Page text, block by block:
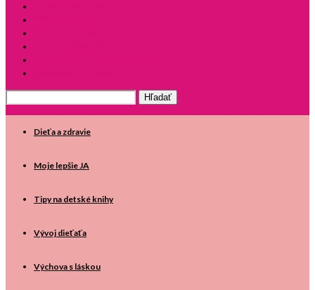
Dieťa a zdravie
Moje lepšie JA
Tipy na detské knihy
Vývoj dieťaťa
Výchova s láskou